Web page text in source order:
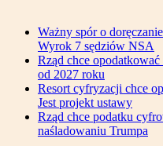
Ważny spór o
Wyrok 7 sędziów NSA
Rząd chce
od 2027 roku
Resort cyfryzacji chce
Jest projekt ustawy
Rząd chce podatku
naśladowaniu Trumpa